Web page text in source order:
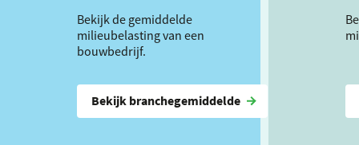
Bekijk de gemiddelde
milieubelasting van een
bouwbedrijf.
Bekijk branchegemiddelde